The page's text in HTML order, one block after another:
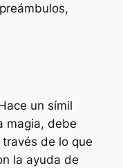
un símil
magia, debe
de lo que
la ayuda de